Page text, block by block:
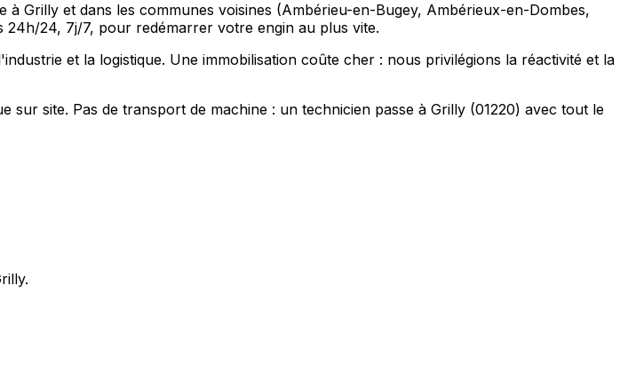
Grilly et dans les communes voisines (Ambérieu-en-Bugey, Ambérieux-en-Dombes,
24h/24, 7j/7, pour redémarrer votre engin au plus vite.
et la logistique. Une immobilisation coûte cher : nous privilégions la réactivité et la
site. Pas de transport de machine : un technicien passe à Grilly (01220) avec tout le